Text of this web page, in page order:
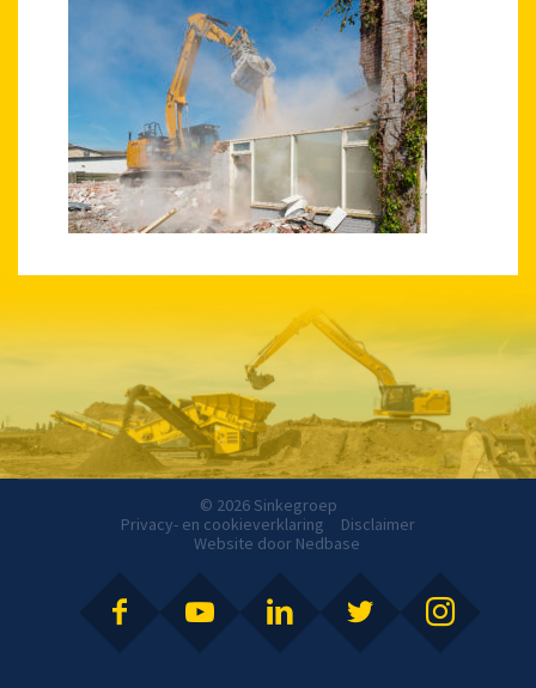
© 2026 Sinkegroep
Privacy- en cookieverklaring
Disclaimer
Website door Nedbase